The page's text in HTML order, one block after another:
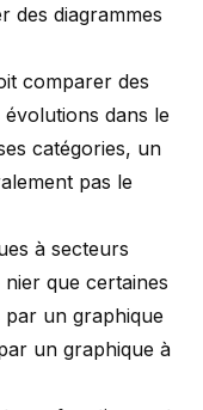
des diagrammes
comparer des
dans le
catégories, un
pas le
à secteurs
que certaines
un graphique
un graphique à